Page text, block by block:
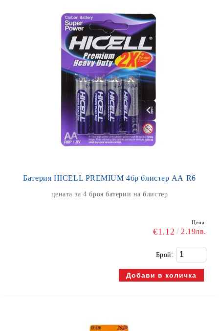
Батерия HICELL PREMIUM 4бр блистер АА R6
цената за 4 броя батерии на блистер
Цена:
€1.12 2.19лв.
Брой: